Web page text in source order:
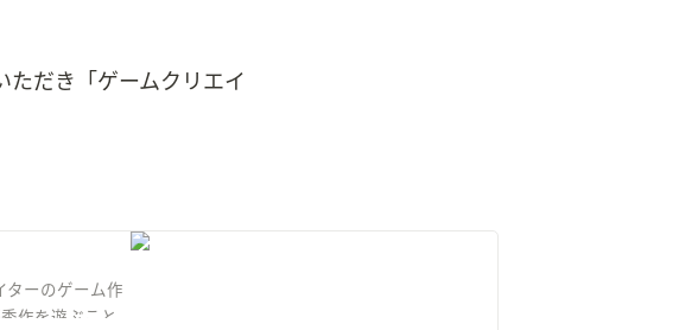
だき「ゲームクリエイ
ターのゲーム作
作を遊ぶこと